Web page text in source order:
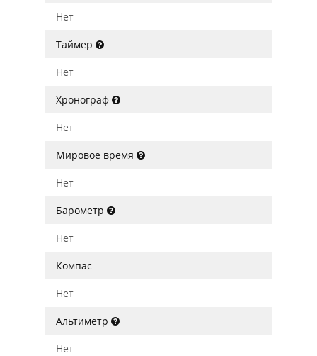
Нет
Таймер
Нет
Хронограф
Нет
Мировое время
Нет
Барометр
Нет
Компас
Нет
Альтиметр
Нет